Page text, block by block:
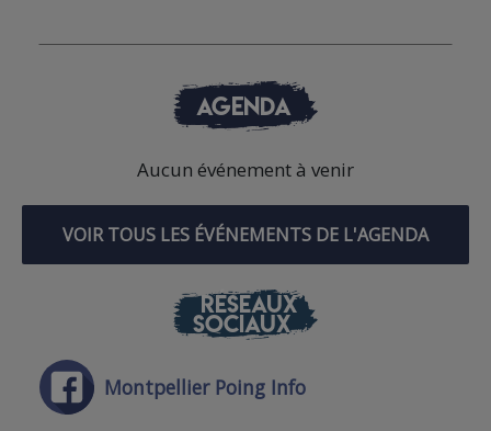
AGENDA
Aucun événement à venir
VOIR TOUS LES ÉVÉNEMENTS DE L'AGENDA
RÉSEAUX
SOCIAUX
Montpellier Poing Info